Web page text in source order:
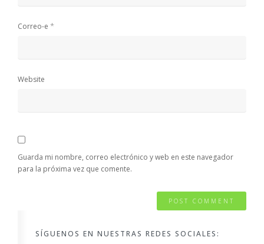
Correo-e *
Website
Guarda mi nombre, correo electrónico y web en este navegador
para la próxima vez que comente.
SÍGUENOS EN NUESTRAS REDES SOCIALES: